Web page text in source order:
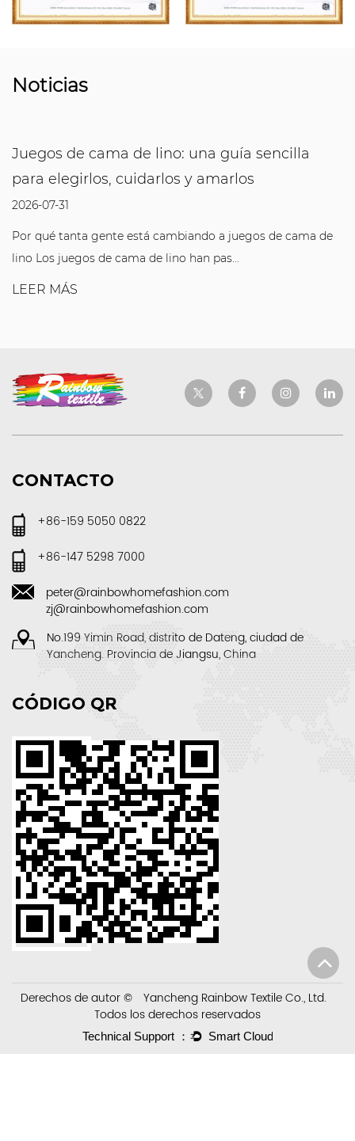
Noticias
Juegos de cama de lino: una guía sencilla
para elegirlos, cuidarlos y amarlos
2026-07-31
Por qué tanta gente está cambiando a juegos de cama de
lino Los juegos de cama de lino han pas...
LEER MÁS
CONTACTO
+86-159 5050 0822
+86-147 5298 7000
peter@rainbowhomefashion.com
zj@rainbowhomefashion.com
No.199 Yimin Road, distrito de Dateng, ciudad de
Yancheng. Provincia de Jiangsu, China
CÓDIGO QR
Derechos de autor ©
Yancheng Rainbow Textile Co., Ltd.
Todos los derechos reservados